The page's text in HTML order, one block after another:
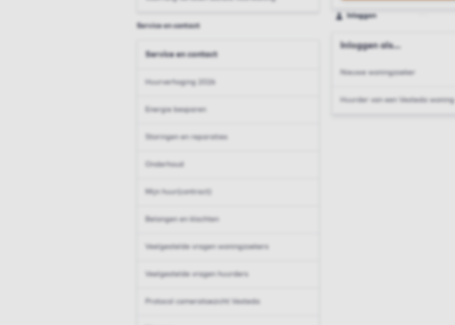
Service en contact
Service en contact
Huurverhoging 2026
Energie besparen
Storingen en reparaties
Onderhoud
Mijn huur(contract)
Belangen en klachten
Veelgestelde vragen woningzoekers
Veelgestelde vragen huurders
Protocol cameratoezicht Vesteda
Inloggen
Inloggen als...
Nieuwe woningzoeker
Huurder van een Vesteda woning